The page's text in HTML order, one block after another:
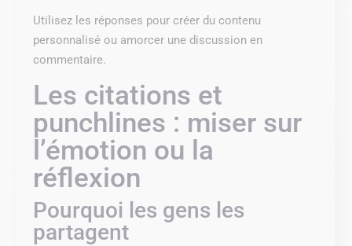
Utilisez les réponses pour créer du contenu
personnalisé ou amorcer une discussion en
commentaire.
Les citations et
punchlines : miser sur
l’émotion ou la
réflexion
Pourquoi les gens les
partagent